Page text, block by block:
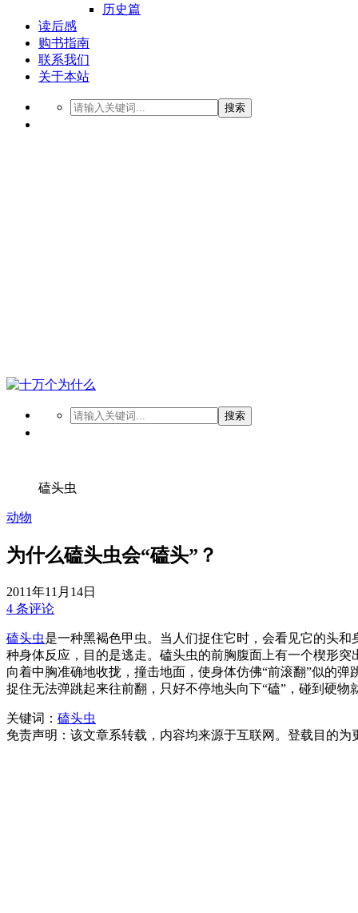
历史篇
读后感
购书指南
联系我们
关于本站
搜索
搜索
磕头虫
动物
为什么磕头虫会“磕头”？
2011年11月14日
4 条评论
磕头虫是一种黑褐色甲虫。当人们捉住它时，会看见它的头
种身体反应，目的是逃走。磕头虫的前胸腹面上有一个楔形
向着中胸准确地收拢，撞击地面，使身体仿佛“前滚翻”似的
捉住无法弹跳起来往前翻，只好不停地头向下“磕”，碰到硬物
关键词： 磕头虫
免责声明：该文章系转载，内容均来源于互联网。登载目的